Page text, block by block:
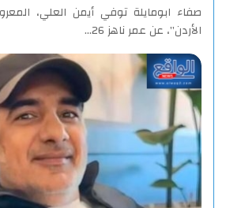
صفاء ابومايلة توفي أيمن العلي،
الأردن”، عن عمر ناهز 26…